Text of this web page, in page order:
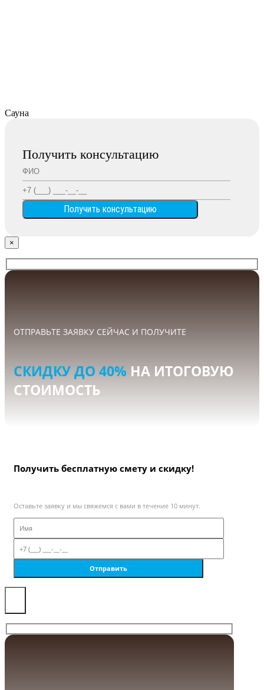
Сауна
Получить консультацию
×
ОТПРАВЬТЕ ЗАЯВКУ СЕЙЧАС И ПОЛУЧИТЕ
СКИДКУ ДО 40% НА ИТОГОВУЮ
СТОИМОСТЬ
Получить бесплатную смету и скидку!
Оставьте заявку и мы свяжемся с вами в течение 10 минут.